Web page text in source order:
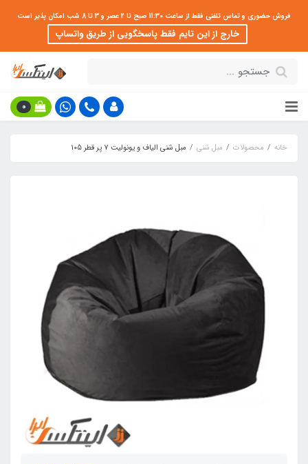
فروش حضوری و تماس تلفنی فقط از ساعت 11:30 صبح تا 2 عصر و 3 تا 8 شب امکان پذیر است
خارج از این تایم فقط پاسخگویی از طریق واتساپ
0
خانه محصولات مبل شنی مبل شنی الیاف و یونولیت 7 پر قطر 105